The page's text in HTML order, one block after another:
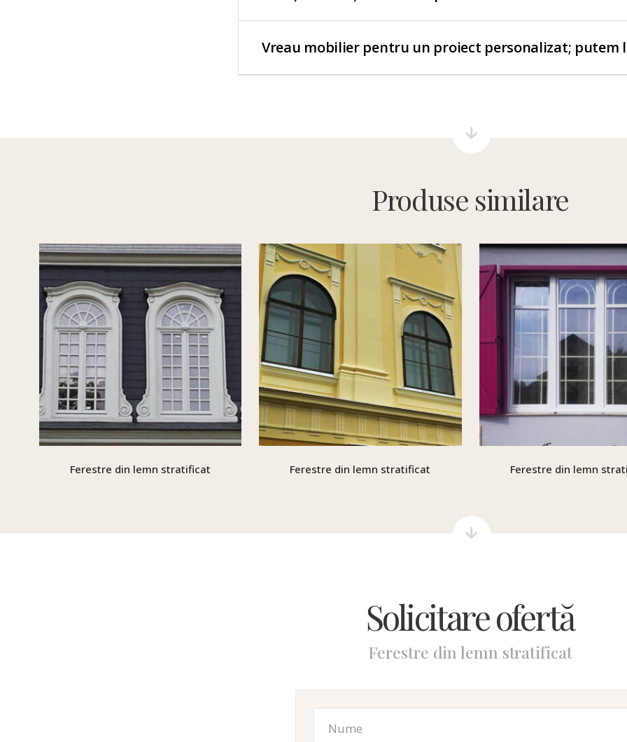
Vreau mobilier pentru un proiect personalizat; putem
Produse similare
Ferestre din lemn stratificat Ferestre din lemn stratificat Ferestre din lemn
Solicitare ofertă
Ferestre din lemn stratificat